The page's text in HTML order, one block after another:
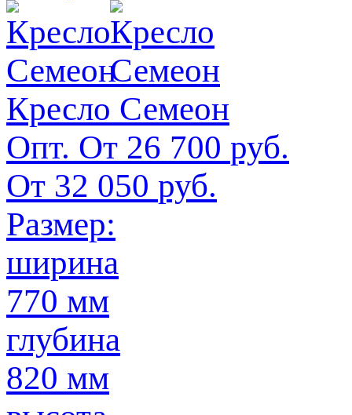
Кресло Семеон
Опт. От 26 700 руб.
От 32 050 руб.
Размер:
ширина
770 мм
глубина
820 мм